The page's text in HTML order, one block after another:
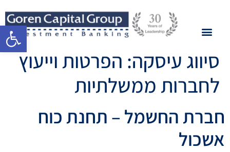
פתח
סיווג עיסקה: הפרטות וייעוץ
לחברות ממשלתיות
חברת החשמל – תחנת כוח
אשכול